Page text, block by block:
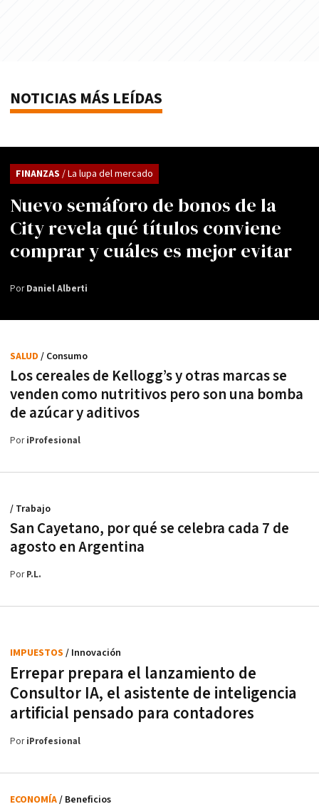
NOTICIAS MÁS LEÍDAS
Nuevo semáforo de bonos de la
City revela qué títulos conviene
comprar y cuáles es mejor evitar
FINANZAS / La lupa del mercado
PorDaniel Alberti
Los cereales de Kellogg’s y otras marcas se
venden como nutritivos pero son una bomba
de azúcar y aditivos
SALUD / Consumo
PoriProfesional
San Cayetano, por qué se celebra cada 7 de
agosto en Argentina
/ Trabajo
PorP.L.
Errepar prepara el lanzamiento de
Consultor IA, el asistente de inteligencia
artificial pensado para contadores
IMPUESTOS / Innovación
PoriProfesional
ECONOMÍA/ Beneficios